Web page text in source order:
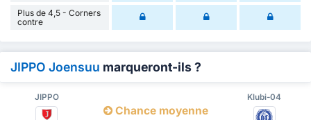
Plus de 4,5 - Corners
contre
JIPPO Joensuu marqueront-ils ?
JIPPO Klubi-04
Chance moyenne